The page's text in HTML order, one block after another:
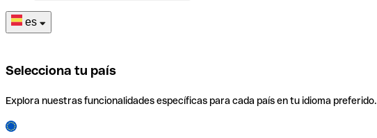
es
Selecciona tu país
Explora nuestras funcionalidades específicas para cada país en tu idioma preferido.